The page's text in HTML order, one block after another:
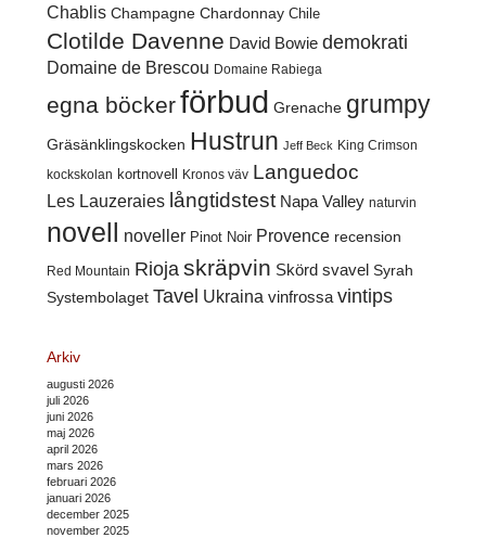
Chablis Champagne Chardonnay Chile
Clotilde Davenne David Bowie demokrati
Domaine de Brescou Domaine Rabiega
egna böckerförbud Grenache grumpy
Gräsänklingskocken Hustrun Jeff Beck King Crimson
kockskolan kortnovell Kronos väv Languedoc
Les Lauzeraies långtidstest Napa Valley naturvin
novell noveller Pinot Noir Provence recension
Red Mountain Rioja skräpvin Skörd svavel Syrah
Systembolaget Tavel Ukraina vinfrossa vintips
Arkiv
augusti 2026
juli 2026
juni 2026
maj 2026
april 2026
mars 2026
februari 2026
januari 2026
december 2025
november 2025